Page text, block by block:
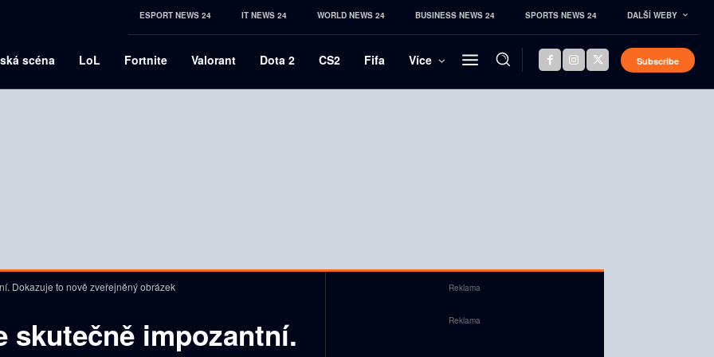
ESPORT NEWS 24 IT NEWS 24 WORLD NEWS 24 BUSINESS NEWS 24 SPORTS NEWS 24 DALŠÍ WEBY
scéna LoL Fortnite Valorant Dota 2 CS2 Fifa Více Subscribe
Dokazuje to nově zveřejněný obrázek
skutečně impozantní.
Reklama
Reklama